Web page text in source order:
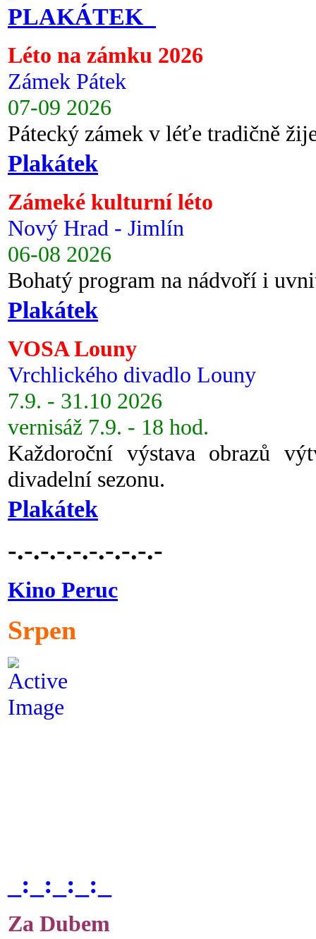
PLAKÁTEK
Léto na zámku 2026
Zámek Pátek
07-09 2026
Pátecký zámek v léťe tradičně
Plakátek
Zámeké kulturní léto
Nový Hrad - Jimlín
06-08 2026
Bohatý program na nádvoří i
Plakátek
VOSA Louny
Vrchlického divadlo Louny
7.9. - 31.10 2026
vernisáž 7.9. - 18 hod.
Každoroční výstava obrazů
divadelní sezonu.
Plakátek
-.-.-.-.-.-.-.-.-.-
Kino Peruc
Srpen
_:_:_:_:_
Za Dubem